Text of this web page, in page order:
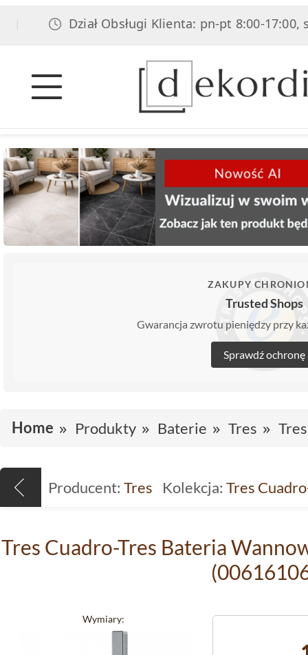
Dział Obsługi Klienta: pn-pt 8:00-17:00, sob
ZAKUPY
Trusted Shops
Gwarancja zwrotu pieniędzy przy
Sprawdź ochronę
Home Produkty Baterie Tres
Producent: Tres Kolekcja: Tres
Tres Cuadro-Tres Bateria
Wymiary: